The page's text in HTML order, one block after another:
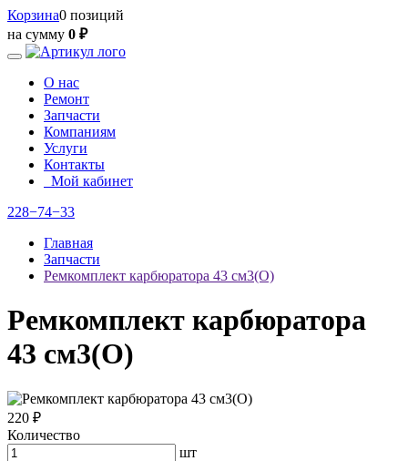
Корзина0 позиций
на сумму 0 ₽
О нас
Ремонт
Запчасти
Компаниям
Услуги
Контакты
Мой кабинет
228−74−33
Главная
Запчасти
Ремкомплект карбюратора 43 см3(О)
Ремкомплект карбюратора
43 см3(О)
220 ₽
Количество
шт